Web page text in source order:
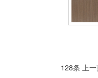
128条 上